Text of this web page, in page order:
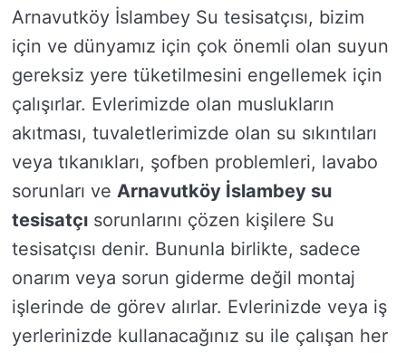
Arnavutköy İslambey Su tesisatçısı, bizim
için ve dünyamız için çok önemli olan suyun
gereksiz yere tüketilmesini engellemek için
çalışırlar. Evlerimizde olan muslukların
akıtması, tuvaletlerimizde olan su sıkıntıları
veya tıkanıkları, şofben problemleri, lavabo
sorunları ve Arnavutköy İslambey su
tesisatçı sorunlarını çözen kişilere Su
tesisatçısı denir. Bununla birlikte, sadece
onarım veya sorun giderme değil montaj
işlerinde de görev alırlar. Evlerinizde veya iş
yerlerinizde kullanacağınız su ile çalışan her